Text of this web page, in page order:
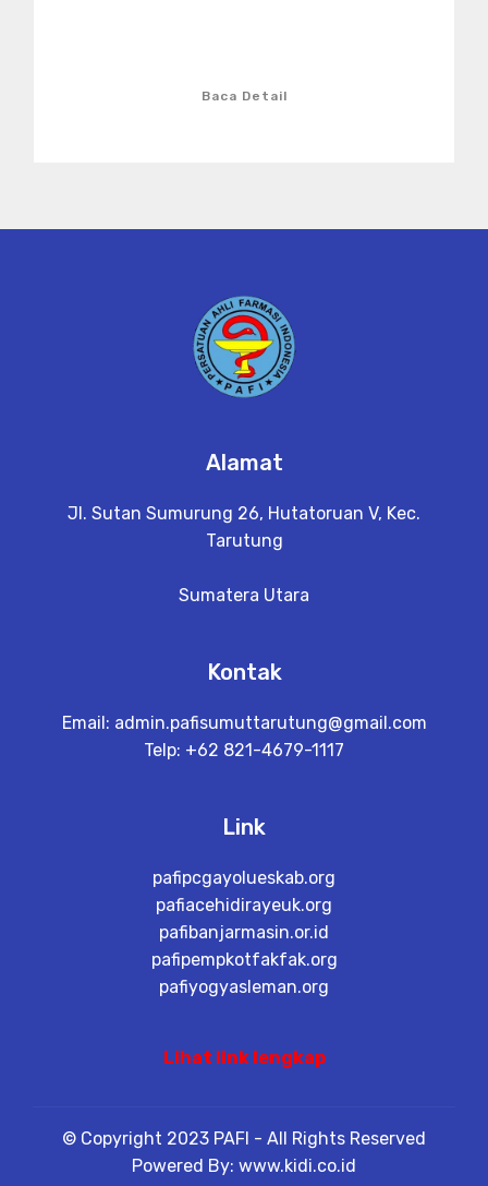
Baca Detail
Alamat
Jl. Sutan Sumurung 26, Hutatoruan V, Kec.
Tarutung
Sumatera Utara
Kontak
Email: admin.pafisumuttarutung@gmail.com
Telp: +62 821-4679-1117
Link
pafipcgayolueskab.org
pafiacehidirayeuk.org
pafibanjarmasin.or.id
pafipempkotfakfak.org
pafiyogyasleman.org
Lihat link lengkap
© Copyright 2023 PAFI - All Rights Reserved
Powered By: www.kidi.co.id